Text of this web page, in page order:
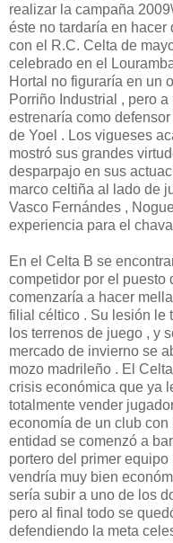
realizar la campaña
éste no tardaría en
con el R.C. Celta de
celebrado en el
Hortal no figuraría en un
Porriño Industrial , pero
estrenaría como
de Yoel . Los vigueses
mostró sus grandes
desparpajo en sus
marco celtiña al lado de
Vasco Fernándes ,
experiencia para el
En el Celta B se
competidor por el puesto
comenzaría a hacer
filial céltico . Su lesión le
los terrenos de juego , y
mercado de invierno se
mozo madrileño . El
crisis económica que ya
totalmente vender
economía de un club
entidad se comenzó a
portero del primer
vendría muy bien
sería subir a uno de los
pero al final todo se
defendiendo la meta